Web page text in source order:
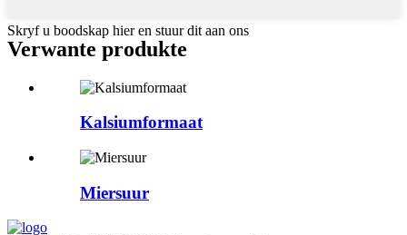
Skryf u boodskap hier en stuur dit aan ons
Verwante produkte
Kalsiumformaat
Miersuur